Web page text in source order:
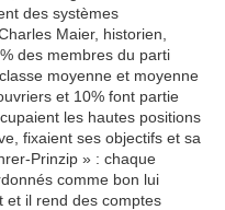
des systèmes
Maier, historien,
des membres du parti
moyenne et moyenne
et 10% font partie
les hautes positions
fixaient ses objectifs et sa
Prinzip » : chaque
comme bon lui
et il rend des comptes